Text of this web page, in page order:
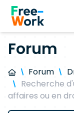
Forum
Forum
Recherche
affaires ou en